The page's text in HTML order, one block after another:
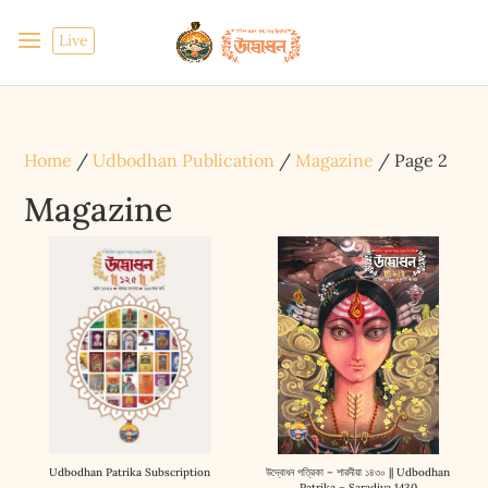
Live
Home /Udbodhan Publication / Magazine / Page 2
Magazine
Udbodhan Patrika Subscription
উদ্বোধন পত্রিকা – শারদীয়া ১৪৩০ || Udbodhan